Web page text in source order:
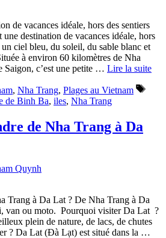
de vacances idéale, hors des sentiers
destination de vacances idéale, hors
ciel bleu, du soleil, du sable blanc et
à environ 60 kilomètres de Nha
Saigon, c’est une petite … Lire la suite
, Nha Trang, Plages au Vietnam
de Binh Ba, iles, Nha Trang
de Nha Trang à Da
Quynh
Trang à Da Lat ? De Nha Trang à Da
van ou moto. Pourquoi visiter Da Lat ?
plein de nature, de lacs, de chutes
? Da Lat (Đà Lạt) est situé dans la …